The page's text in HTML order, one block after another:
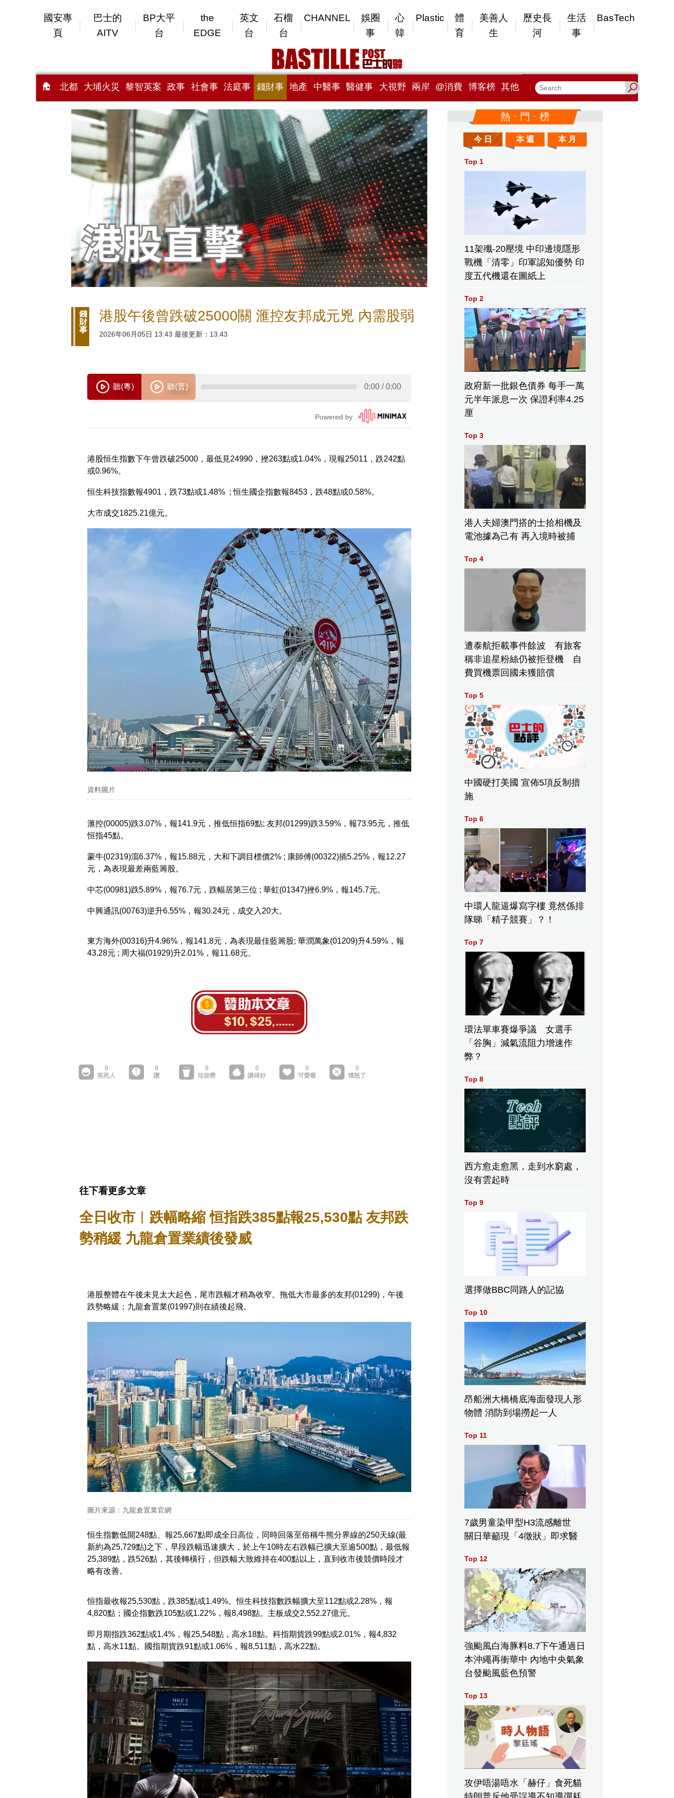
國安專
頁
巴士的
AITV
BP大平
台
the
EDGE
英文
台
石榴
台
CHANNEL
娛圈
事
心
韓
Plastic
體
育
美善人
生
歷史長
河
生活
事
BasTech
北都 大埔火災 黎智英案 政事 社會事 法庭事 錢財事 地產 中醫事 醫健事 大視野 兩岸 @消費 博客榜 其他
錢
財
事
港股午後曾跌破25000關 滙控友邦成元兇 內需股弱
2026年06月05日 13:43 最後更新：13:43
港股恒生指數下午曾跌破25000，最低見24990，挫263點或1.04%，現報25011，跌242點
或0.96%。
恒生科技指數報4901，跌73點或1.48% ; 恒生國企指數報8453，跌48點或0.58%。
大市成交1825.21億元。
資料圖片
滙控(00005)跌3.07%，報141.9元，推低恒指69點; 友邦(01299)跌3.59%，報73.95元，推低
恒指45點。
蒙牛(02319)瀉6.37%，報15.88元，大和下調目標價2% ; 康師傅(00322)插5.25%，報12.27
元，為表現最差兩藍籌股。
中芯(00981)跌5.89%，報76.7元，跌幅居第三位 ; 華虹(01347)挫6.9%，報145.7元。
中興通訊(00763)逆升6.55%，報30.24元，成交入20大。
東方海外(00316)升4.96%，報141.8元，為表現最佳藍籌股; 華潤萬象(01209)升4.59%，報
43.28元 ; 周大福(01929)升2.01%，報11.68元。
往下看更多文章
全日收市︱跌幅略縮 恒指跌385點報25,530點 友邦跌
勢稍緩 九龍倉置業績後發威
港股整體在午後未見太大起色，尾市跌幅才稍為收窄。拖低大市最多的友邦(01299)，午後
跌勢略緩；九龍倉置業(01997)則在績後起飛。
圖片來源：九龍倉置業官網
恒生指數低開248點、報25,667點即成全日高位，同時回落至俗稱牛熊分界線的250天線(最
新約為25,729點)之下，早段跌幅迅速擴大，於上午10時左右跌幅已擴大至逾500點，最低報
25,389點，跌526點，其後轉橫行，但跌幅大致維持在400點以上，直到收市後競價時段才
略有改善。
恒指最收報25,530點，跌385點或1.49%。恒生科技指數跌幅擴大至112點或2.28%，報
4,820點；國企指數跌105點或1.22%，報8,498點。主板成交2,552.27億元。
即月期指跌362點或1.4%，報25,548點，高水18點。科指期貨跌99點或2.01%，報4,832
點，高水11點。國指期貨跌91點或1.06%，報8,511點，高水22點。
熱 · 門 · 榜
今 日 本 週 本 月
Top 1
11架殲-20壓境 中印邊境隱形
戰機「清零」印軍認知優勢 印
度五代機還在圖紙上
Top 2
政府新一批銀色債券 每手一萬
元半年派息一次 保證利率4.25
厘
Top 3
港人夫婦澳門搭的士拾相機及
電池據為己有 再入境時被捕
Top 4
遭泰航拒載事件餘波 有旅客
稱非追星粉絲仍被拒登機 自
費買機票回國未獲賠償
Top 5
中國硬打美國 宣佈5項反制措
施
Top 6
中環人龍逼爆寫字樓 竟然係排
隊睇「精子競賽」？！
Top 7
環法單車賽爆爭議 女選手
「谷胸」減氣流阻力增速作
弊？
Top 8
西方愈走愈黑，走到水窮處，
沒有雲起時
Top 9
選擇做BBC同路人的記協
Top 10
昂船洲大橋橋底海面發現人形
物體 消防到場撈起一人
Top 11
7歲男童染甲型H3流感離世
關日華籲現「4徵狀」即求醫
Top 12
強颱風白海豚料8.7下午通過日
本沖繩再衝華中 內地中央氣象
台發颱風藍色預警
Top 13
攻伊唔湯唔水「赫仔」食死貓